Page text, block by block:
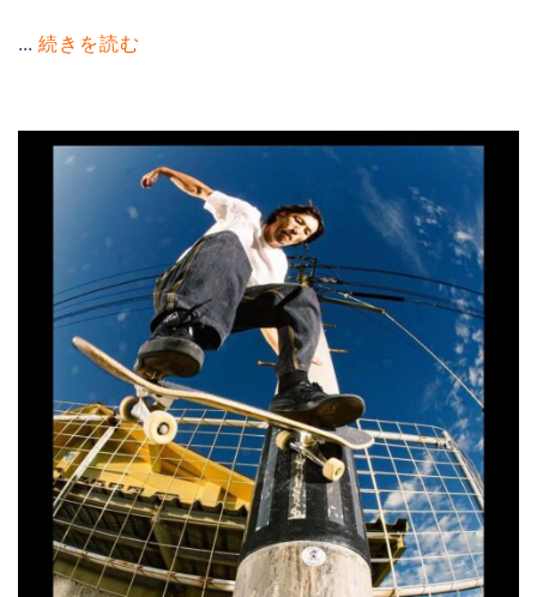
... 続きを読む